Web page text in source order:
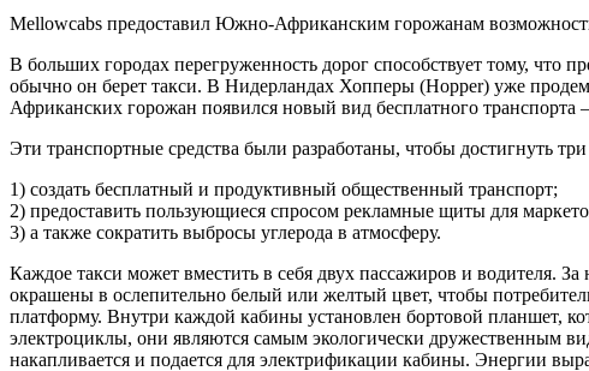
Mellowcabs предоставил Южно-Африканским горожанам
В больших городах перегруженность дорог способствует тому,
обычно он берет такси. В Нидерландах Хопперы (Hopper) уже
Африканских горожан появился новый вид бесплатного транспорта
Эти транспортные средства были разработаны, чтобы достигнуть
1) создать бесплатный и продуктивный общественный транспорт;
2) предоставить пользующиеся спросом рекламные щиты для
3) а также сократить выбросы углерода в атмосферу.
Каждое такси может вместить в себя двух пассажиров и водителя.
окрашены в ослепительно белый или желтый цвет, чтобы
платформу. Внутри каждой кабины установлен бортовой планшет,
электроциклы, они являются самым экологически дружественным
накапливается и подается для электрификации кабины. Энергии